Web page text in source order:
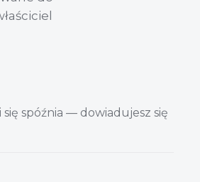
spóźnia — dowiadujesz się